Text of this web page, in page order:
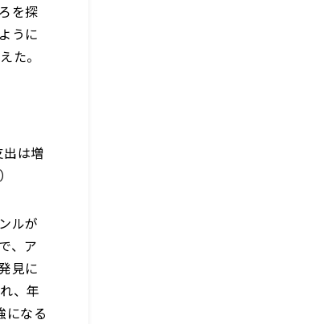
を探
うに
た。
は増
ルが
、ア
見に
、年
になる